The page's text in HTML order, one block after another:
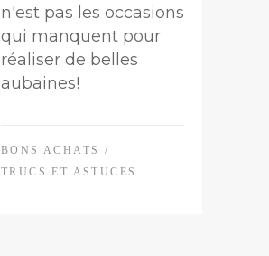
n'est pas les occasions
qui manquent pour
réaliser de belles
aubaines!
BONS ACHATS
/
TRUCS ET ASTUCES